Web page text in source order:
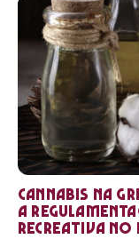
Cannabis na
a
recreativa no